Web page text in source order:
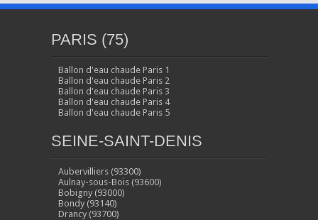
PARIS (75)
Ballon d'eau chaude Paris 1
Ballon d'eau chaude Paris 2
Ballon d'eau chaude Paris 3
Ballon d'eau chaude Paris 4
Ballon d'eau chaude Paris 5
SEINE-SAINT-DENIS
Aubervilliers (93300)
Aulnay-sous-Bois (93600)
Bobigny (93000)
Bondy (93140)
Drancy (93700)